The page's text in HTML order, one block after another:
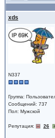
xds
N337
Группа:
Сообщений: 737
Пол: Мужской
Репутация: 26